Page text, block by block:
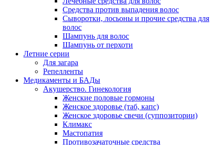
Средства против выпадения волос
Сыворотки, лосьоны и прочие средства для
волос
Шампунь для волос
Шампунь от перхоти
Летние серии
Для загара
Репелленты
Медикаменты и БАДы
Акушерство. Гинекология
Женские половые гормоны
Женское здоровье (таб, капс)
Женское здоровье свечи (суппозитории)
Климакс
Мастопатия
Противозачаточные средства